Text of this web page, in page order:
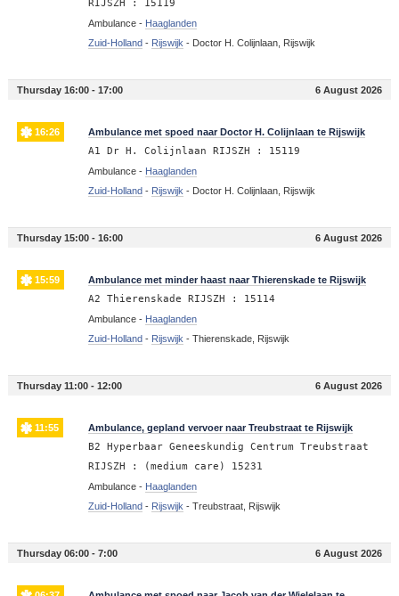
RIJSZH : 15119
Ambulance - Haaglanden
Zuid-Holland- Rijswijk - Doctor H. Colijnlaan, Rijswijk
Thursday 16:00 - 17:00 6 August 2026
16:26 Ambulance met spoed naar Doctor H. Colijnlaan te Rijswijk
A1 Dr H. Colijnlaan RIJSZH : 15119
Ambulance - Haaglanden
Zuid-Holland- Rijswijk - Doctor H. Colijnlaan, Rijswijk
Thursday 15:00 - 16:00 6 August 2026
15:59 Ambulance met minder haast naar Thierenskade te Rijswijk
A2 Thierenskade RIJSZH : 15114
Ambulance - Haaglanden
Zuid-Holland- Rijswijk - Thierenskade, Rijswijk
Thursday 11:00 - 12:00 6 August 2026
11:55 Ambulance, gepland vervoer naar Treubstraat te Rijswijk
B2 Hyperbaar Geneeskundig Centrum Treubstraat
RIJSZH : (medium care) 15231
Ambulance - Haaglanden
Zuid-Holland- Rijswijk - Treubstraat, Rijswijk
Thursday 06:00 - 7:00 6 August 2026